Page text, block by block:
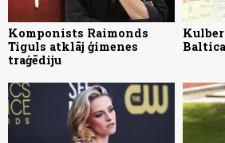
Komponists Raimonds
Tiguls atklāj ģimenes
traģēdiju